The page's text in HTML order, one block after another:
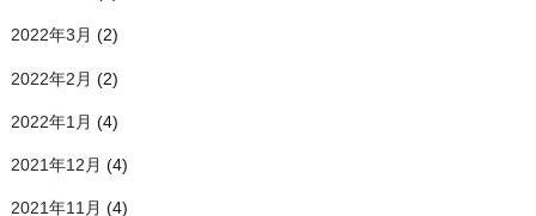
2022年3月 (2)
2022年2月 (2)
2022年1月 (4)
2021年12月 (4)
2021年11月 (4)